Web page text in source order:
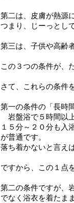
第二は、皮膚が熱源
つまり、じーっとし
第三は、子供や高齢
この３つの条件が、
さて、これらの条件
第一の条件の「長時
岩盤浴で５時間以
１５分～２０分も入
が普通です。
落ち着かないと言え
ですから、この１点
第二の条件ですが、
でなく浴衣を着たま